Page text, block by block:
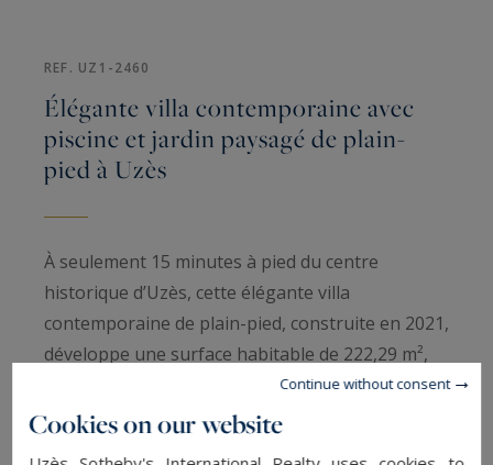
REF. UZ1-2460
Élégante villa contemporaine avec
piscine et jardin paysagé de plain-
pied à Uzès
À seulement 15 minutes à pied du centre
historique d’Uzès, cette élégante villa
contemporaine de plain-pied, construite en 2021,
développe une surface habitable de 222,29 m²,
implantée au cœur d’un jardin paysager de 1 550
m² avec piscine.
Cookies on our website
Continue without consent